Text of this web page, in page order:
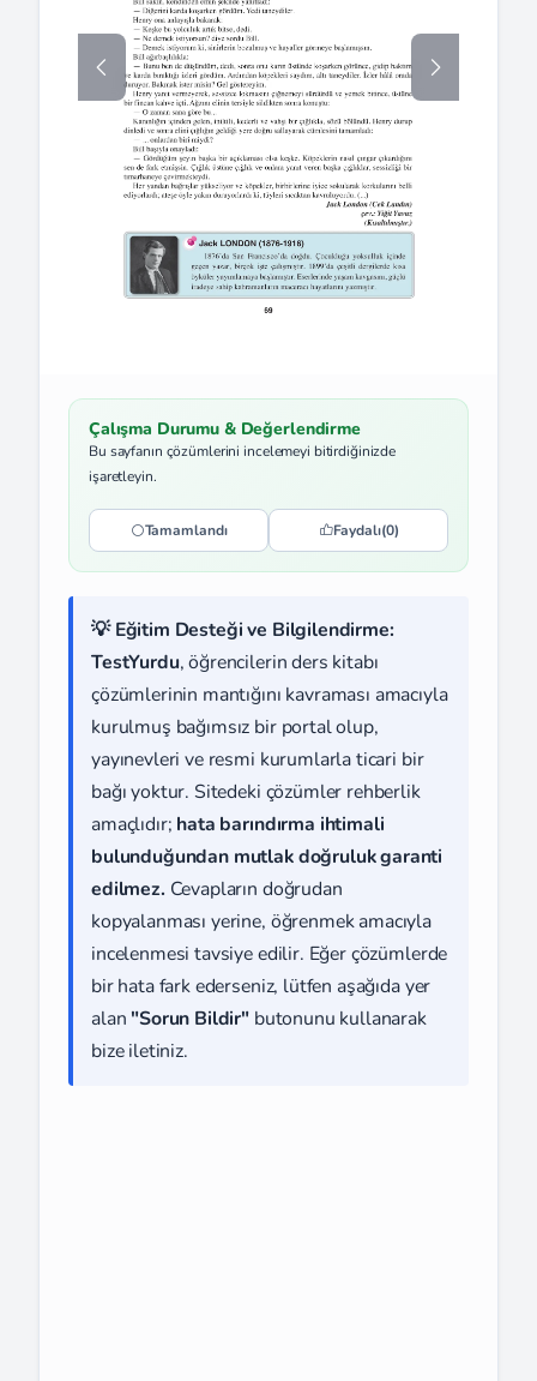
Çalışma Durumu & Değerlendirme
Bu sayfanın çözümlerini incelemeyi bitirdiğinizde
işaretleyin.
Tamamlandı Faydalı(0)
💡 Eğitim Desteği ve Bilgilendirme:
TestYurdu, öğrencilerin ders kitabı
çözümlerinin mantığını kavraması amacıyla
kurulmuş bağımsız bir portal olup,
yayınevleri ve resmi kurumlarla ticari bir
bağı yoktur. Sitedeki çözümler rehberlik
amaçlıdır; hata barındırma ihtimali
bulunduğundan mutlak doğruluk garanti
edilmez. Cevapların doğrudan
kopyalanması yerine, öğrenmek amacıyla
incelenmesi tavsiye edilir. Eğer çözümlerde
bir hata fark ederseniz, lütfen aşağıda yer
alan "Sorun Bildir" butonunu kullanarak
bize iletiniz.